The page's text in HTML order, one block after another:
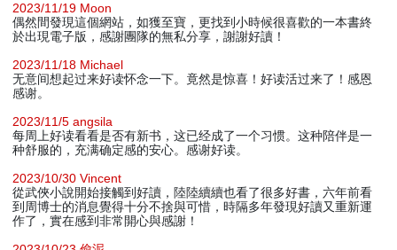
2023/11/19 Moon
偶然間發現這個網站，如獲至寶，更找到小時候很喜歡的一本書終
於出現電子版，感謝團隊的無私分享，謝謝好讀！
2023/11/18 Michael
无意间想起过来好读怀念一下。竟然是惊喜！好读活过来了！感恩
感谢。
2023/11/5 angsila
每周上好读看看是否有新书，这已经成了一个习惯。这种陪伴是一
种舒服的，充满确定感的安心。感谢好读。
2023/10/30 Vincent
從武俠小說開始接觸到好讀，陸陸續續也看了很多好書，六年前看
到周博士的消息覺得十分不捨與可惜，時隔多年發現好讀又重新運
作了，實在感到非常開心與感謝！